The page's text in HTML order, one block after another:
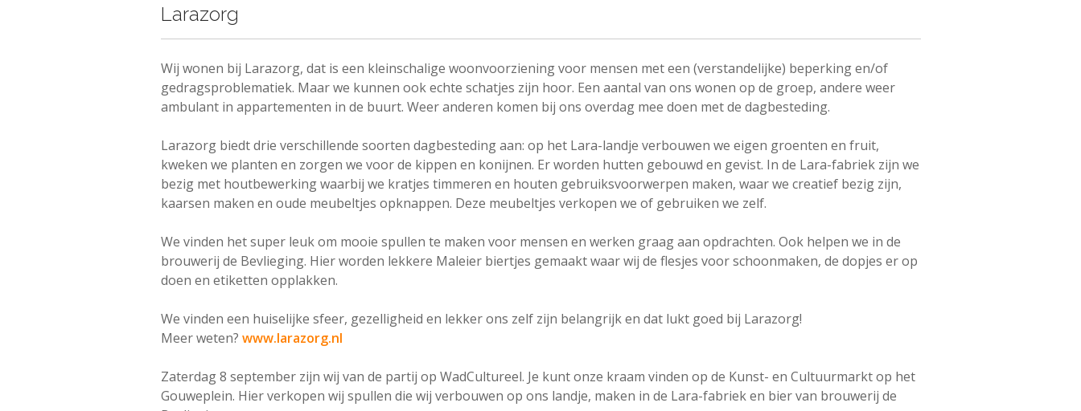
Larazorg
Wij wonen bij Larazorg, dat is een kleinschalige woonvoorziening voor mensen met een (verstandelijke) beperking en/of
gedragsproblematiek. Maar we kunnen ook echte schatjes zijn hoor. Een aantal van ons wonen op de groep, andere weer
ambulant in appartementen in de buurt. Weer anderen komen bij ons overdag mee doen met de dagbesteding.
Larazorg biedt drie verschillende soorten dagbesteding aan: op het Lara-landje verbouwen we eigen groenten en fruit,
kweken we planten en zorgen we voor de kippen en konijnen. Er worden hutten gebouwd en gevist. In de Lara-fabriek zijn we
bezig met houtbewerking waarbij we kratjes timmeren en houten gebruiksvoorwerpen maken, waar we creatief bezig zijn,
kaarsen maken en oude meubeltjes opknappen. Deze meubeltjes verkopen we of gebruiken we zelf.
We vinden het super leuk om mooie spullen te maken voor mensen en werken graag aan opdrachten. Ook helpen we in de
brouwerij de Bevlieging. Hier worden lekkere Maleier biertjes gemaakt waar wij de flesjes voor schoonmaken, de dopjes er op
doen en etiketten opplakken.
We vinden een huiselijke sfeer, gezelligheid en lekker ons zelf zijn belangrijk en dat lukt goed bij Larazorg!
Meer weten? www.larazorg.nl
Zaterdag 8 september zijn wij van de partij op WadCultureel. Je kunt onze kraam vinden op de Kunst- en Cultuurmarkt op het
Gouweplein. Hier verkopen wij spullen die wij verbouwen op ons landje, maken in de Lara-fabriek en bier van brouwerij de